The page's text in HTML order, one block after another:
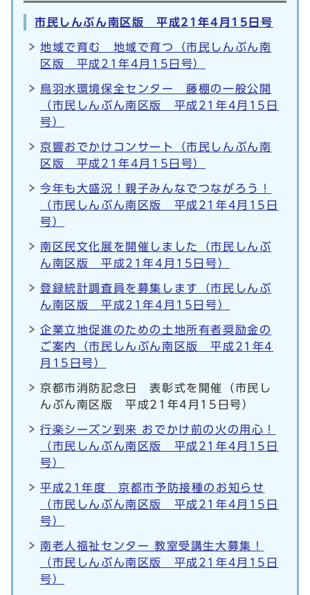
市民しんぶん南区版 平成21年4月15日号
地域で育む 地域で育つ（市民しんぶん南
区版 平成21年4月15日号）
鳥羽水環境保全センター 藤棚の一般公開
（市民しんぶん南区版 平成21年4月15日
号）
京響おでかけコンサート（市民しんぶん南
区版 平成21年4月15日号）
今年も大盛況！親子みんなでつながろう！
（市民しんぶん南区版 平成21年4月15日
号）
南区民文化展を開催しました（市民しんぶ
ん南区版 平成21年4月15日号）
登録統計調査員を募集します（市民しんぶ
ん南区版 平成21年4月15日号）
企業立地促進のための土地所有者奨励金の
ご案内（市民しんぶん南区版 平成21年4
月15日号）
京都市消防記念日 表彰式を開催（市民し
んぶん南区版 平成21年4月15日号）
行楽シーズン到来 おでかけ前の火の用心！
（市民しんぶん南区版 平成21年4月15日
号）
平成21年度 京都市予防接種のお知らせ
（市民しんぶん南区版 平成21年4月15日
号）
南老人福祉センター 教室受講生大募集！
（市民しんぶん南区版 平成21年4月15日
号）